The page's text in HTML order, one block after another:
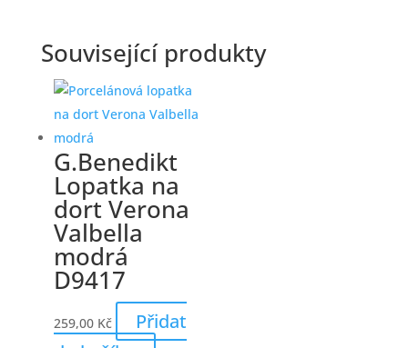
Související produkty
G.Benedikt
Lopatka na
dort Verona
Valbella
modrá
D9417
259,00 Kč
Přidat